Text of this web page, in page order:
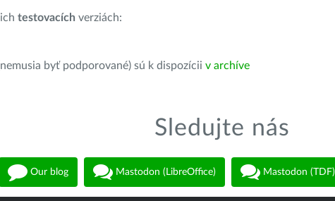
testovacích verziách:
byť podporované) sú k dispozícii v archíve
Sledujte nás
Our blog Mastodon (LibreOffice) Mastodon (TDF)